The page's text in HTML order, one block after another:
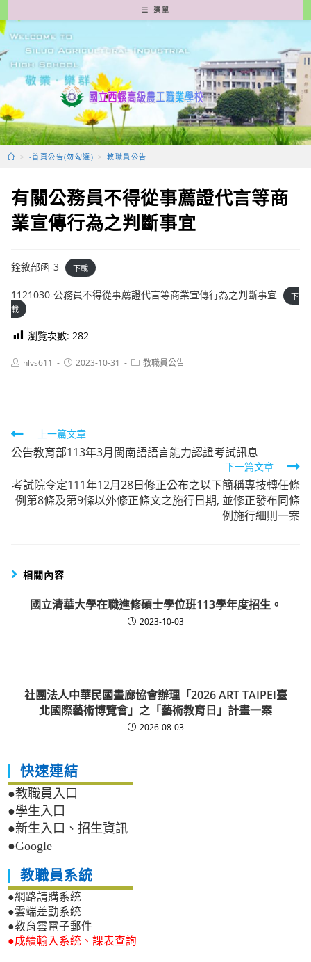
轉
至
要
容
選單
> -首頁公告(勿勾選) > 教職員公告
有關公務員不得從事薦證代言等商
業宣傳行為之判斷事宜
銓敘部函-3 下載
1121030-公務員不得從事薦證代言等商業宣傳行為之判斷事宜
下
載
瀏覽次數: 282
Posthlvs611
Post2023-10-31
Post教職員公告
Read
more
articles
上一篇文章
公告教育部113年3月閩南語語言能力認證考試訊息
下一篇文章
考試院令定111年12月28日修正公布之以下簡稱專技轉任條
例第8條及第9條以外修正條文之施行日期, 並修正發布同條
例施行細則一案
相關內容
國立清華大學在職進修碩士學位班113學年度招生。
2023-10-03
社團法人中華民國畫廊協會辦理「2026 ART TAIPEI臺
北國際藝術博覽會」之「藝術教育日」計畫一案
2026-08-03
快速連結
●教職員入口
●學生入口
●新生入口、招生資訊
●Google
教職員系統
●網路請購系統
●雲端差勤系統
●教育雲電子郵件
●成績輸入系統、課表查詢